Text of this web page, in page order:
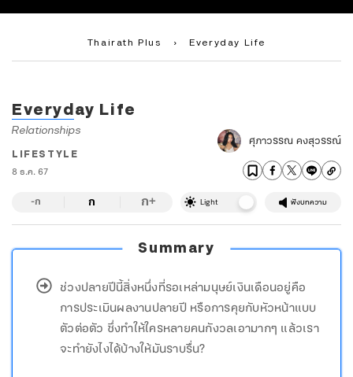
Thairath Plus › Everyday Life
Everyday Life
Relationships
LIFESTYLE
8 ธ.ค. 67
ศุภาวรรณ คงสุวรรณ์
-ก ก ก+ Light ฟังบทความ
Summary
ช่วงปลายปีนี้สิ่งหนึ่งที่รอเหล่ามนุษย์เงินเดือนอยู่คือ
การประเมินผลงานปลายปี หรือการคุยกับหัวหน้าแบบ
ตัวต่อตัว ซึ่งทำให้ใครหลายคนกังวลเอามากๆ แล้วเรา
จะทำยังไงได้บ้างให้มันราบรื่น?